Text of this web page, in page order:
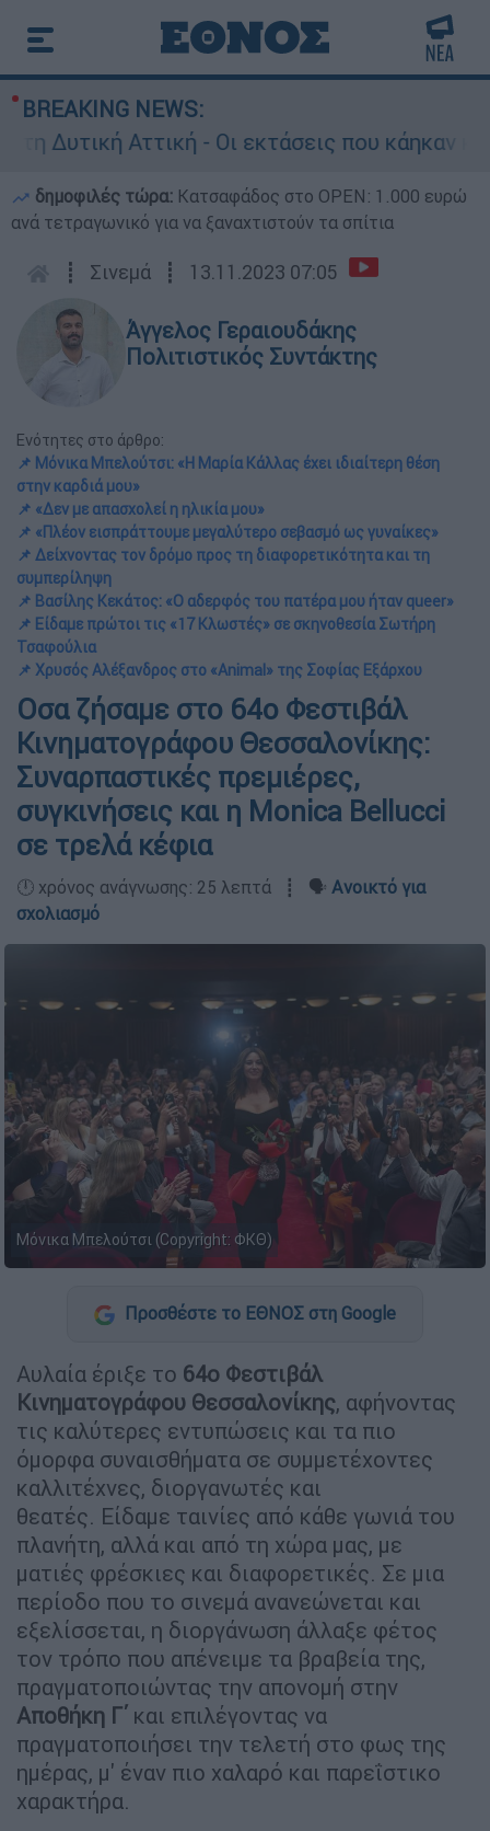
BREAKING NEWS:
- Οι εκτάσεις που κάηκαν και η επόμενη
δημοφιλές τώρα: Κατσαφάδος στο OPEN: 1.000 ευρώ
ανά τετραγωνικό για να ξαναχτιστούν τα σπίτια
┋ Σινεμά ┋ 13.11.2023 07:05
Άγγελος Γεραιουδάκης
Πολιτιστικός Συντάκτης
Ενότητες στο άρθρο:
📌 Μόνικα Μπελούτσι: «Η Μαρία Κάλλας έχει ιδιαίτερη θέση
στην καρδιά μου»
📌 «Δεν με απασχολεί η ηλικία μου»
📌 «Πλέον εισπράττουμε μεγαλύτερο σεβασμό ως γυναίκες»
📌 Δείχνοντας τον δρόμο προς τη διαφορετικότητα και τη
συμπερίληψη
📌 Βασίλης Κεκάτος: «Ο αδερφός του πατέρα μου ήταν queer»
📌 Είδαμε πρώτοι τις «17 Κλωστές» σε σκηνοθεσία Σωτήρη
Τσαφούλια
📌 Χρυσός Αλέξανδρος στο «Animal» της Σοφίας Εξάρχου
Οσα ζήσαμε στο 64ο Φεστιβάλ
Κινηματογράφου Θεσσαλονίκης:
Συναρπαστικές πρεμιέρες,
συγκινήσεις και η Μonica Bellucci
σε τρελά κέφια
🕛 χρόνος ανάγνωσης: 25 λεπτά ┋ 🗣️ Ανοικτό για
σχολιασμό
Μόνικα Μπελούτσι (Copyright: ΦΚΘ)
Προσθέστε το ΕΘΝΟΣ στη Google
Αυλαία έριξε το 64ο Φεστιβάλ
Κινηματογράφου Θεσσαλονίκης, αφήνοντας
τις καλύτερες εντυπώσεις και τα πιο
όμορφα συναισθήματα σε συμμετέχοντες
καλλιτέχνες, διοργανωτές και
θεατές. Είδαμε ταινίες από κάθε γωνιά του
πλανήτη, αλλά και από τη χώρα μας, με
ματιές φρέσκιες και διαφορετικές. Σε μια
περίοδο που το σινεμά ανανεώνεται και
εξελίσσεται, η διοργάνωση άλλαξε φέτος
τον τρόπο που απένειμε τα βραβεία της,
πραγματοποιώντας την απονομή στην
Αποθήκη Γ΄ και επιλέγοντας να
πραγματοποιήσει την τελετή στο φως της
ημέρας, μ' έναν πιο χαλαρό και παρεΐστικο
χαρακτήρα.